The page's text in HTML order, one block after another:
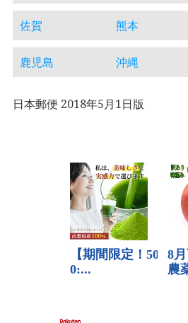
佐賀 熊本
鹿児島 沖縄
日本郵便 2018年5月1日版